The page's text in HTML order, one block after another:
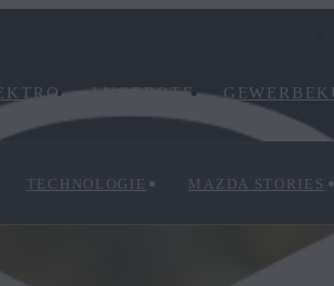
ANGEBOTE
TECHNOLOGIE MAZDA STORIES